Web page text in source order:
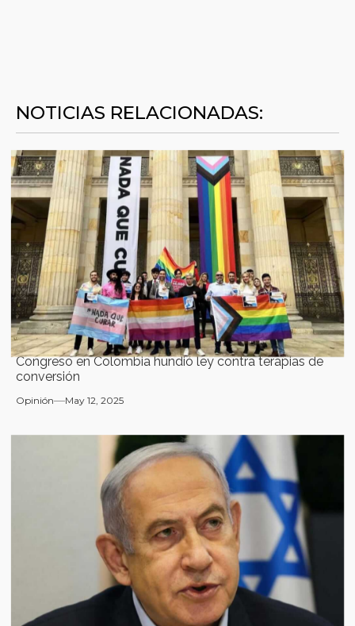
NOTICIAS RELACIONADAS:
Congreso en Colombia hundió ley contra terapias de
conversión
Opinión May 12, 2025